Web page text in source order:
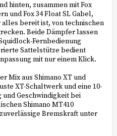
hinten, zusammen mit Fox
und Fox 34 Float SL Gabel,
bereit ist, von technischen
Beide Dämpfer lassen
Fernbedienung
Sattelstütze bedient
mit nur einem Klick.
Mix aus Shimano XT und
XT-Schaltwerk und eine 10-
und Geschwindigkeit bei
Shimano MT410
Bremskraft unter